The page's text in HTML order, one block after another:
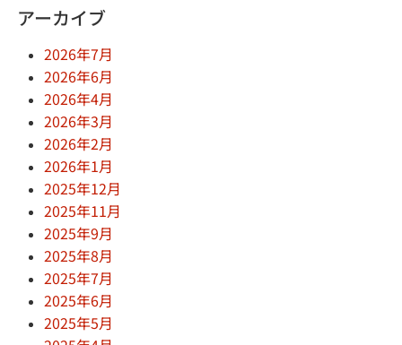
アーカイブ
2026年7月
2026年6月
2026年4月
2026年3月
2026年2月
2026年1月
2025年12月
2025年11月
2025年9月
2025年8月
2025年7月
2025年6月
2025年5月